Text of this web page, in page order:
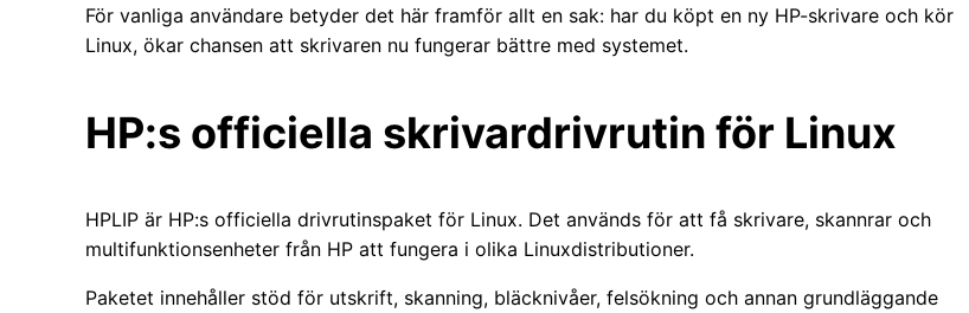
För vanliga användare betyder det här framför allt en sak: har du köpt en ny HP-skrivare och kör
Linux, ökar chansen att skrivaren nu fungerar bättre med systemet.
HP:s officiella skrivardrivrutin för Linux
HPLIP är HP:s officiella drivrutinspaket för Linux. Det används för att få skrivare, skannrar och
multifunktionsenheter från HP att fungera i olika Linuxdistributioner.
Paketet innehåller stöd för utskrift, skanning, bläcknivåer, felsökning och annan grundläggande